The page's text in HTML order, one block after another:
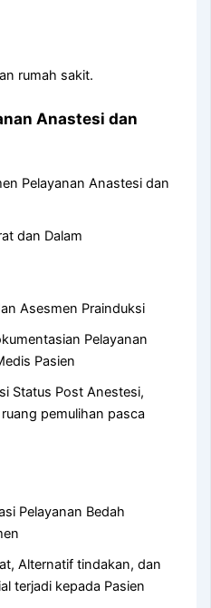
rumah sakit.
Anastesi dan
Pelayanan Anastesi dan
dan Dalam
Asesmen Prainduksi
Pelayanan
Pasien
Status Post Anestesi,
pemulihan pasca
Pelayanan Bedah
Alternatif tindakan, dan
terjadi kepada Pasien